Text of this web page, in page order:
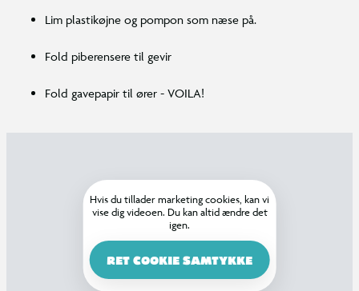
Lim plastikøjne og pompon som næse på.
Fold piberensere til gevir
Fold gavepapir til ører - VOILA!
Hvis du tillader marketing cookies, kan vi
vise dig videoen. Du kan altid ændre det
igen.
RET COOKIE SAMTYKKE